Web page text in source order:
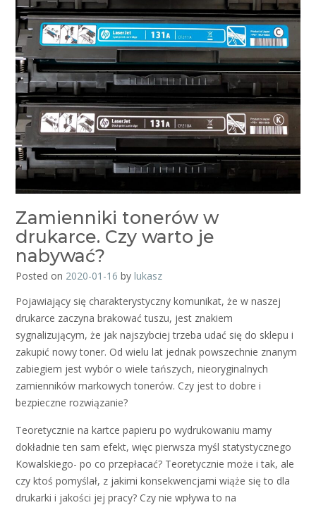
Zamienniki tonerów w
drukarce. Czy warto je
nabywać?
Posted on 2020-01-16 by lukasz
Pojawiający się charakterystyczny komunikat, że w naszej
drukarce zaczyna brakować tuszu, jest znakiem
sygnalizującym, że jak najszybciej trzeba udać się do sklepu i
zakupić nowy toner. Od wielu lat jednak powszechnie znanym
zabiegiem jest wybór o wiele tańszych, nieoryginalnych
zamienników markowych tonerów. Czy jest to dobre i
bezpieczne rozwiązanie?
Teoretycznie na kartce papieru po wydrukowaniu mamy
dokładnie ten sam efekt, więc pierwsza myśl statystycznego
Kowalskiego- po co przepłacać? Teoretycznie może i tak, ale
czy ktoś pomyślał, z jakimi konsekwencjami wiąże się to dla
drukarki i jakości jej pracy? Czy nie wpływa to na